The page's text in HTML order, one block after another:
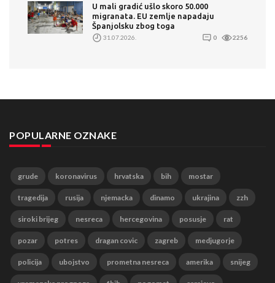
U mali gradić ušlo skoro 50.000
migranata. EU zemlje napadaju
Španjolsku zbog toga
31.07.2026. 0 2256
POPULARNE OZNAKE
grude koronavirus hrvatska bih mostar
tragedija rusija njemacka dinamo ukrajina zzh
siroki brijeg nesreca hercegovina posusje rat
pozar potres dragan covic zagreb medjugorje
policija ubojstvo prometna nesreca amerika snijeg